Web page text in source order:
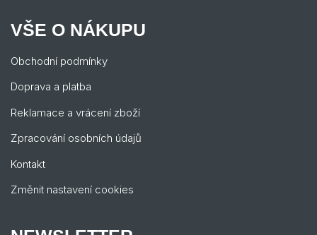
VŠE O NÁKUPU
Obchodní podmínky
Doprava a platba
Reklamace a vrácení zboží
Zpracování osobních údajů
Kontakt
Změnit nastavení cookies